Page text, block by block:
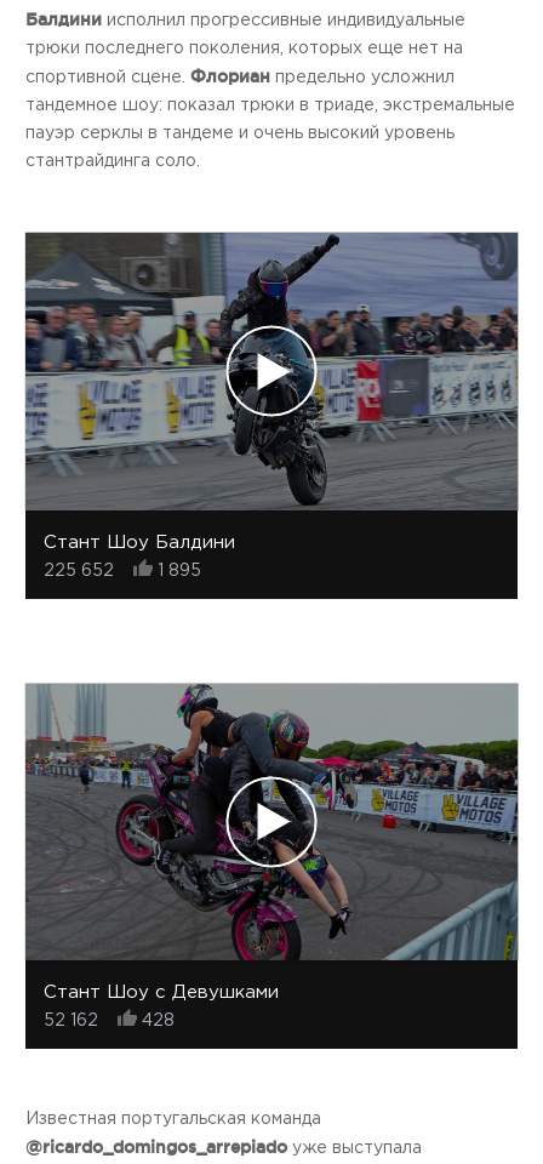
Балдини исполнил прогрессивные индивидуальные
трюки последнего поколения, которых еще нет на
спортивной сцене.Флориан предельно усложнил
тандемное шоу: показал трюки в триаде, экстремальные
пауэр серклы в тандеме и очень высокий уровень
стантрайдинга соло.
Стант Шоу Балдини
225 652 1 895
Стант Шоу с Девушками
52 162 428
Известная португальская команда
@ricardo_domingos_arrepiado уже выступала